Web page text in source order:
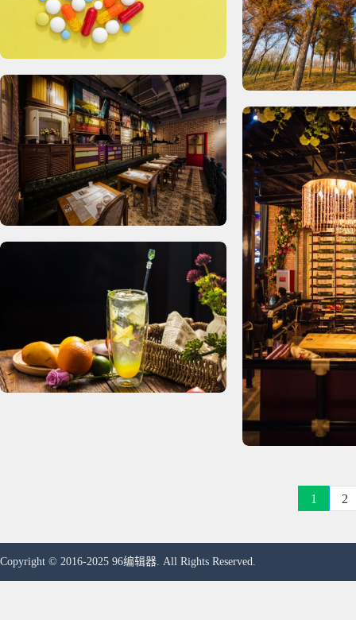
1 2
Copyright © 2016-2025 96编辑器. All Rights Reserved.